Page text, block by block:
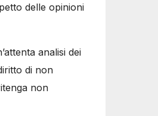
delle opinioni
analisi dei
di non
non